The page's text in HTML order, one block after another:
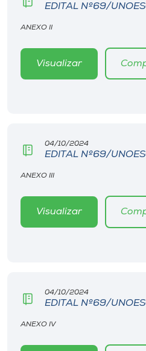
EDITAL Nº69/
ANEXO II
Visualizar
04/10/2024
EDITAL Nº69/
ANEXO III
Visualizar
04/10/2024
EDITAL Nº69/
ANEXO IV